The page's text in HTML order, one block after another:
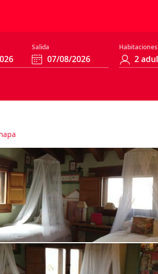
Salida Habitaciones